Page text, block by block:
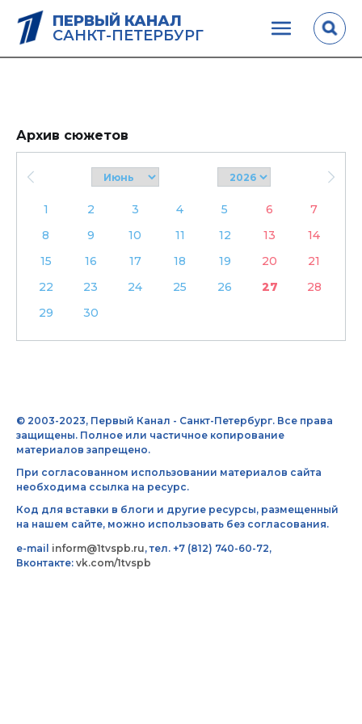
ПЕРВЫЙ КАНАЛ
САНКТ-ПЕТЕРБУРГ
Архив сюжетов
1 2 3 4 5 6
7
8
9 10 11 12 13
14
15
16 17 18 19 20
21
22
23 24 25 26 27
28
29
30
© 2003-2023, Первый Канал - Санкт-Петербург. Все права
защищены. Полное или частичное копирование
материалов запрещено.
При согласованном использовании материалов сайта
необходима ссылка на ресурс.
Код для вставки в блоги и другие ресурсы, размещенный
на нашем сайте, можно использовать без согласования.
e-mail inform@1tvspb.ru, тел. +7 (812) 740-60-72,
Вконтакте: vk.com/1tvspb